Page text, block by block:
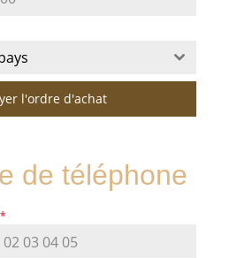
l'ordre d'achat
de téléphone
*